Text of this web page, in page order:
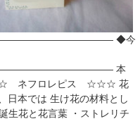
◆今
本
ネフロレピス ☆☆☆ 花
本では 生け花の材料とし
生花と花言葉 ・ストレリチ